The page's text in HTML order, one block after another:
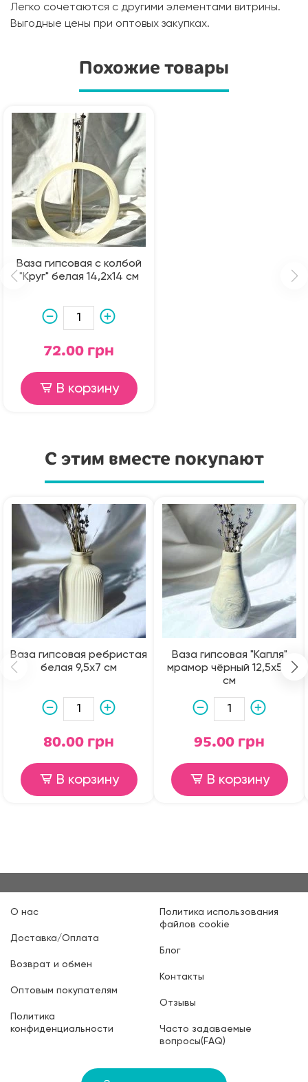
Легко сочетаются с другими элементами витрины.
Выгодные цены при оптовых закупках.
Похожие товары
Ваза гипсовая с колбой
"Круг" белая 14,2х14 см
72.00 грн
В корзину
С этим вместе покупают
Ваза гипсовая ребристая
белая 9,5х7 см
80.00 грн
В корзину
Ваза гипсовая "Капля"
мрамор чёрный 12,5х5,5
см
95.00 грн
В корзину
О нас
Доставка/Оплата
Возврат и обмен
Оптовым покупателям
Политика
конфиденциальности
Политика использования
файлов cookie
Блог
Контакты
Отзывы
Часто задаваемые
вопросы(FAQ)